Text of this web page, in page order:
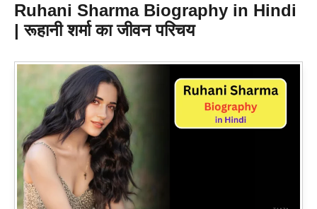
Ruhani Sharma Biography in Hindi
| रूहानी शर्मा का जीवन परिचय